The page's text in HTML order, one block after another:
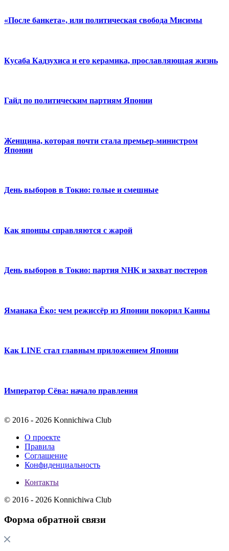
«После банкета», или политическая свобода Мисимы
Кусаба Кадзухиса и его керамика, прославляющая жизнь
Гайд по политическим партиям Японии
Женщина, которая почти стала премьер-министром
Японии
День выборов в Токио: голые и смешные
Как японцы справляются с жарой
День выборов в Токио: партия NHK и захват постеров
Яманака Ёко: чем режиссёр из Японии покорил Канны
Как LINE стал главным приложением Японии
Император Сёва: начало правления
© 2016 - 2026 Konnichiwa Club
О проекте
Правила
Соглашение
Конфиденциальность
Контакты
© 2016 - 2026 Konnichiwa Club
Форма обратной связи